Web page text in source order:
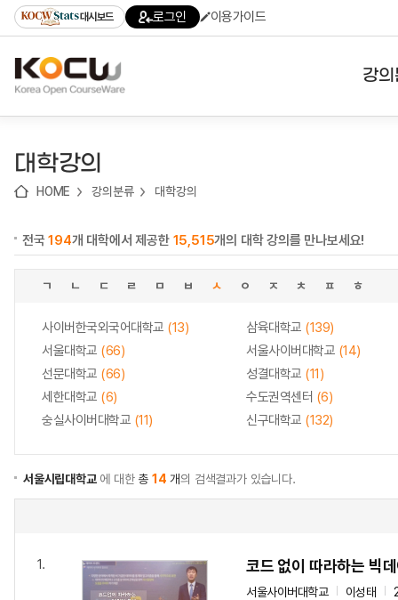
기
기
기
content)
가
대시보드 로그인 이용가이드
강
대학강의
HOME 강의분류 대학강의
전국194개 대학에서 제공한 15,515개의 대학 강의를 만나보세요!
ㄱ ㄴ ㄷ ㄹ ㅁ ㅂ ㅅ ㅇ ㅈ ㅊ ㅍ ㅎ
사이버한국외국어대학교 (13) 삼육대학교 (139)
서울대학교 (66) 서울사이버대학교 (14)
선문대학교 (66) 성결대학교 (11)
세한대학교 (6) 수도권역센터 (6)
숭실사이버대학교 (11) 신구대학교 (132)
서울시립대학교에 대한총14 개의 검색결과가 있습니다.
1. 코드 없이 따라하는 빅
서울사이버대학교 이성태